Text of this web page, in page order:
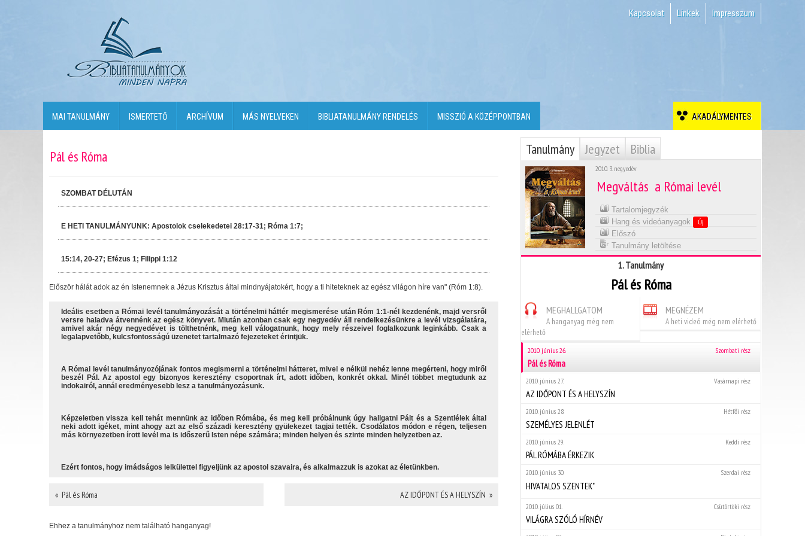
Kapcsolat Linkek Impresszum
MAI TANULMÁNY ISMERTETŐ ARCHÍVUM MÁS NYELVEKEN BIBLIATANULMÁNY RENDELÉS MISSZIÓ A KÖZÉPPONTBAN AKADÁLYMENTES
Pál és Róma
SZOMBAT DÉLUTÁN
E HETI TANULMÁNYUNK: Apostolok cselekedetei 28:17-31; Róma 1:7;
15:14, 20-27; Efézus 1; Filippi 1:12
Először hálát adok az én Istenemnek a Jézus Krisztus által mindnyájatokért, hogy a ti hiteteknek az egész világon híre van" (Róm 1:8).
Ideális esetben a Római levél tanulmányozását a történelmi háttér megismerése után Róm 1:1-nél kezdenénk, majd versről
versre haladva átvennénk az egész könyvet. Miután azonban csak egy negyedév áll rendelkezésünkre a levél vizsgálatára,
amivel akár négy negyedévet is tölthetnénk, meg kell válogatnunk, hogy mely részeivel foglalkozunk leginkább. Csak a
legalapvetőbb, kulcsfontosságú üzenetet tartalmazó fejezeteket érintjük.
A Római levél tanulmányozójának fontos megismerni a történelmi hátteret, mivel e nélkül nehéz lenne megérteni, hogy miről
beszél Pál. Az apostol egy bizonyos keresztény csoportnak írt, adott időben, konkrét okkal. Minél többet megtudunk az
indokairól, annál eredményesebb lesz a tanulmányozásunk.
Képzeletben vissza kell tehát mennünk az időben Rómába, és meg kell próbálnunk úgy hallgatni Pált és a Szentlélek által
neki adott igéket, mint ahogy azt az első századi keresztény gyülekezet tagjai tették. Csodálatos módon e régen, teljesen
más környezetben írott levél ma is időszerű Isten népe számára; minden helyen és szinte minden helyzetben az.
Ezért fontos, hogy imádságos lelkülettel figyeljünk az apostol szavaira, és alkalmazzuk is azokat az életünkben.
« Pál és Róma AZ IDŐPONT ÉS A HELYSZÍN »
Ehhez a tanulmányhoz nem található hanganyag!
Tanulmány Jegyzet Biblia
2010. 3. negyedév
Megváltás  a Római levél
Tartalomjegyzék
Hang és videóanyagok
Új
Előszó
Tanulmány letöltése
1. Tanulmány
Pál és Róma
MEGHALLGATOM
A hanganyag még nem
elérhető
MEGNÉZEM
A heti videó még nem elérhető
Szombati rész
2010. június 26.
Pál és Róma
Vasárnapi rész
2010. június 27.
AZ IDŐPONT ÉS A HELYSZÍN
Hétfői rész
2010. június 28.
SZEMÉLYES JELENLÉT
Keddi rész
2010. június 29.
PÁL RÓMÁBA ÉRKEZIK
Szerdai rész
2010. június 30.
HIVATALOS SZENTEK"
Csütörtöki rész
2010. július 01.
VILÁGRA SZÓLÓ HÍRNÉV